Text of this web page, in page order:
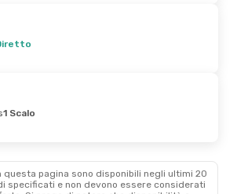
1 Scalo
questa pagina sono disponibili negli ultimi 20
specificati e non devono essere considerati